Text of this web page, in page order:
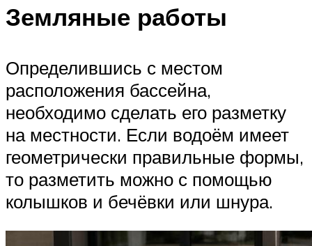
Земляные работы
Определившись с местом
расположения бассейна,
необходимо сделать его разметку
на местности. Если водоём имеет
геометрически правильные формы,
то разметить можно с помощью
колышков и бечёвки или шнура.